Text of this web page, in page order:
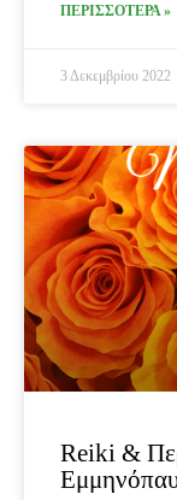
ΠΕΡΙΣΣΟΤΕΡΑ »
3 Δεκεμβρίου 2022
Reiki &